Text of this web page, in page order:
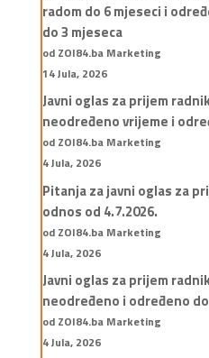
radom do 6 mjeseci i
do 3 mjeseca
od ZOI84.ba Marketing
14 Jula, 2026
Javni oglas za prijem
neodređeno vrijeme i
od ZOI84.ba Marketing
4 Jula, 2026
Pitanja za javni oglas za
odnos od 4.7.2026.
od ZOI84.ba Marketing
4 Jula, 2026
Javni oglas za prijem
neodređeno i određeno
od ZOI84.ba Marketing
4 Jula, 2026